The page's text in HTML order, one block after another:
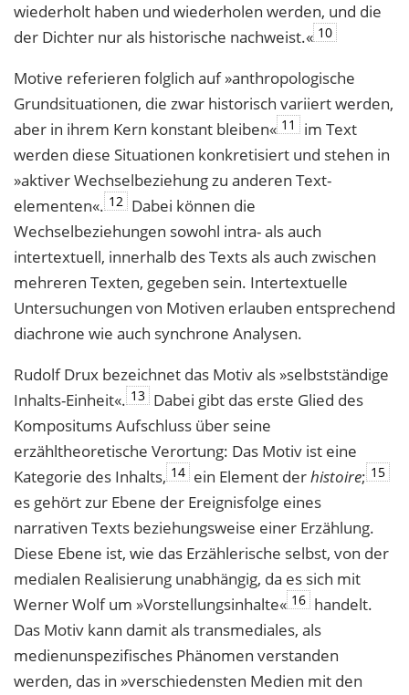
wiederholt haben und wiederholen werden, und die
der Dichter nur als historische nachweist.« 10
Motive referieren folglich auf »anthropologische
Grundsituationen, die zwar histo­risch variiert werden,
aber in ihrem Kern konstant bleiben« 11
im Text
werden diese Situationen konkretisiert und stehen in
»aktiver Wechselbeziehung zu anderen Text­
elementen«. 12 Dabei können die
Wechselbeziehungen sowohl intra- als auch
intertextuell, innerhalb des Texts als auch zwischen
mehreren Texten, gegeben sein. Intertextuelle
Untersuchungen von Motiven erlauben entsprechend
diachrone wie auch synchrone Analysen.
Rudolf Drux bezeichnet das Motiv als »selbstständige
Inhalts-Einheit«. 13 Dabei gibt das erste Glied des
Kompositums Aufschluss über seine
erzähltheoretische Verortung: Das Motiv ist eine
Kategorie des Inhalts, 14 ein Element derhistoire; 15
es gehört zur Ebene der Ereignisfolge eines
narrativen Texts beziehungsweise einer Erzählung.
Diese Ebene ist, wie das Erzählerische selbst, von der
medialen Realisierung unabhängig, da es sich mit
Werner Wolf um »Vorstellungsinhalte« 16 handelt.
Das Motiv kann damit als transmediales, als
medienunspezifisches Phänomen verstanden
werden, das in »verschiedensten Medien mit den